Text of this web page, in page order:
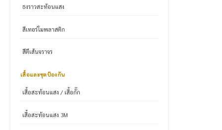
ธงราวสะท้อนแสง
สีเทอร์โมพลาสติก
สีตีเส้นจราจร
เสื้อและชุดป้องกัน
เสื้อสะท้อนแสง / เสื้อกั๊ก
เสื้อสะท้อนแสง 3M